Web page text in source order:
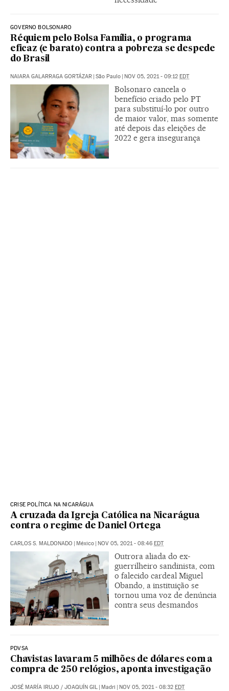
GOVERNO BOLSONARO
Réquiem pelo Bolsa Família, o programa
eficaz (e barato) contra a pobreza se despede
do Brasil
NAIARA GALARRAGA GORTÁZAR | São Paulo | NOV 05, 2021 - 09:12 EDT
Bolsonaro cancela o
benefício criado pelo PT
para substituí-lo por outro
de maior valor, mas somente
até depois das eleições de
2022 e gera insegurança
CRISE POLÍTICA NA NICARÁGUA
A cruzada da Igreja Católica na Nicarágua
contra o regime de Daniel Ortega
CARLOS S. MALDONADO | México | NOV 05, 2021 - 08:46 EDT
Outrora aliada do ex-
guerrilheiro sandinista, com
o falecido cardeal Miguel
Obando, a instituição se
tornou uma voz de denúncia
contra seus desmandos
PDVSA
Chavistas lavaram 5 milhões de dólares com a
compra de 250 relógios, aponta investigação
JOSÉ MARÍA IRUJO / JOAQUÍN GIL | Madri | NOV 05, 2021 - 08:32 EDT